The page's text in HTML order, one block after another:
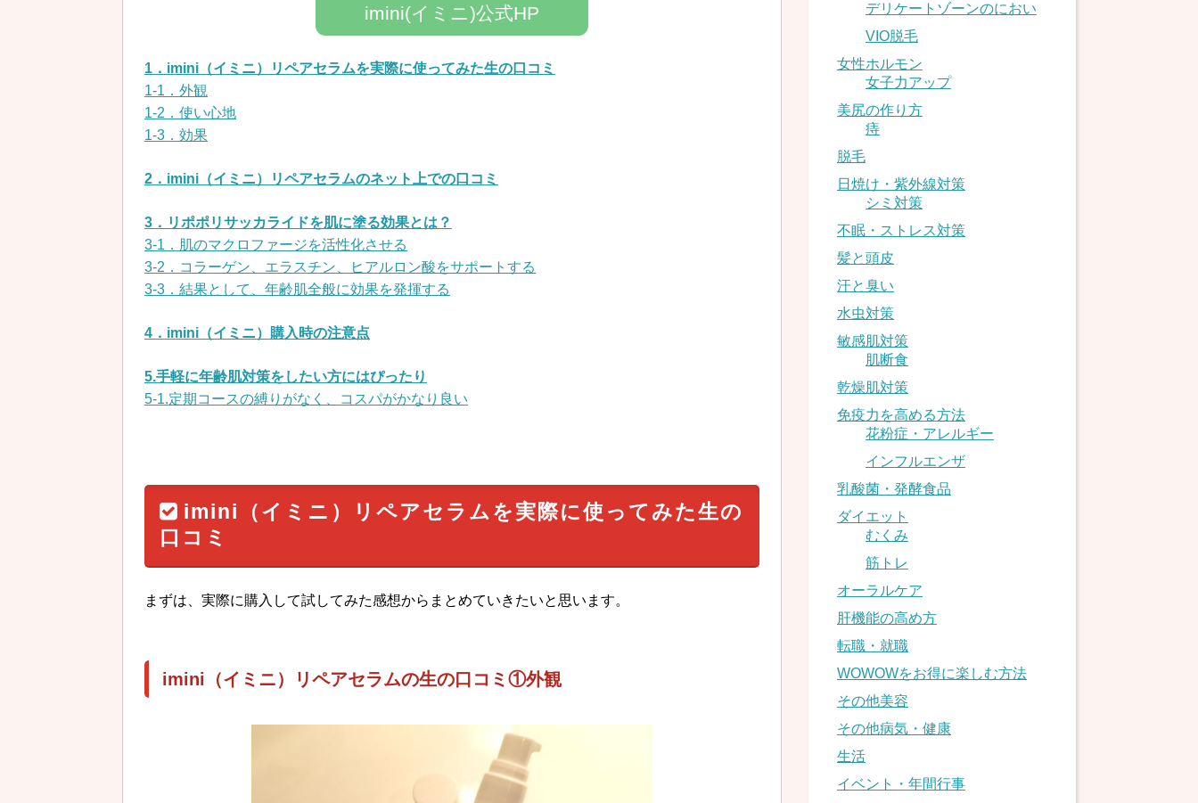
imini(イミニ)公式HP
1．imini（イミニ）リペアセラムを実際に使ってみた生の口コミ
1-1．外観
1-2．使い心地
1-3．効果
2．imini（イミニ）リペアセラムのネット上での口コミ
3．リポポリサッカライドを肌に塗る効果とは？
3-1．肌のマクロファージを活性化させる
3-2．コラーゲン、エラスチン、ヒアルロン酸をサポートする
3-3．結果として、年齢肌全般に効果を発揮する
4．imini（イミニ）購入時の注意点
5.手軽に年齢肌対策をしたい方にはぴったり
5-1.定期コースの縛りがなく、コスパがかなり良い
imini（イミニ）リペアセラムを実際に使ってみた生の
口コミ
まずは、実際に購入して試してみた感想からまとめていきたいと思います。
imini（イミニ）リペアセラムの生の口コミ①外観
デリケートゾーンのにおい
VIO脱毛
女性ホルモン
女子力アップ
美尻の作り方
痔
脱毛
日焼け・紫外線対策
シミ対策
不眠・ストレス対策
髪と頭皮
汗と臭い
水虫対策
敏感肌対策
肌断食
乾燥肌対策
免疫力を高める方法
花粉症・アレルギー
インフルエンザ
乳酸菌・発酵食品
ダイエット
むくみ
筋トレ
オーラルケア
肝機能の高め方
転職・就職
WOWOWをお得に楽しむ方法
その他美容
その他病気・健康
生活
イベント・年間行事